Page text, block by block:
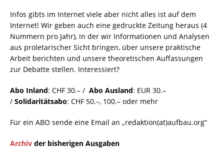
Infos gibts im Internet viele aber nicht alles ist auf dem
Internet! Wir geben auch eine gedruckte Zeitung heraus (4
Nummern pro Jahr), in der wir Informationen und Analysen
aus proletarischer Sicht bringen, über unsere praktische
Arbeit berichten und unsere theoretischen Auffassungen
zur Debatte stellen. Interessiert?
Abo Inland: CHF 30.– / Abo Ausland: EUR 30.–
/ Solidaritätsabo: CHF 50.–, 100.– oder mehr
Für ein ABO sende eine Email an „redaktion(at)aufbau.org“
Archiv der bisherigen Ausgaben